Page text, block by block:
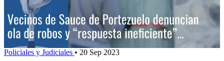
Policiales y Judiciales • 20 Sep 2023